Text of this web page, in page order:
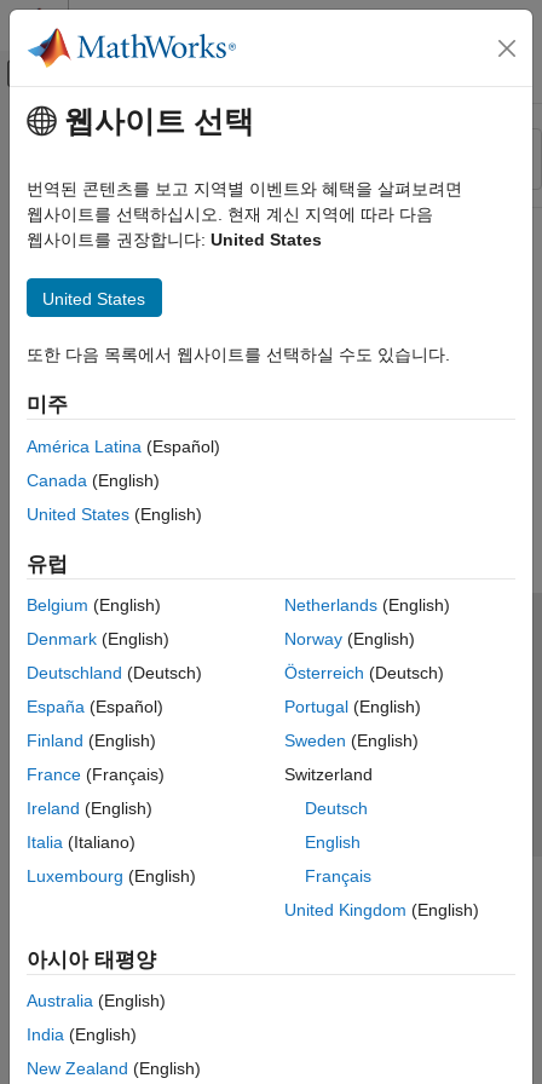
콘텐츠로 바로 가기
오프캔버스 탐색 메뉴 토글
리소스
상태
주요 콘텐츠
웹사이트 선택
번역된 콘텐츠를 보고 지역별 이벤트와 혜택을 살펴보려면
웹사이트를 선택하십시오. 현재 계신 지역에 따라 다음
웹사이트를 권장합니다: United States
United States
또한 다음 목록에서 웹사이트를 선택하실 수도 있습니다.
미주
América Latina (Español)
Canada (English)
United States (English)
유럽
Belgium (English)
Denmark (English)
Deutschland (Deutsch)
España (Español)
Finland (English)
France (Français)
Ireland (English)
Italia (Italiano)
Luxembourg (English)
Netherlands(English)
Norway(English)
Österreich (Deutsch)
Portugal(English)
Sweden (English)
Switzerland
Deutsch
English
Français
United Kingdom (English)
아시아 태평양
Australia (English)
India (English)
New Zealand (English)
신뢰 센터 등록 상표 개인정보 취급방침
불법 복제 방지
애플리케이션 상태
© 1994-2026 The MathWorks, Inc.